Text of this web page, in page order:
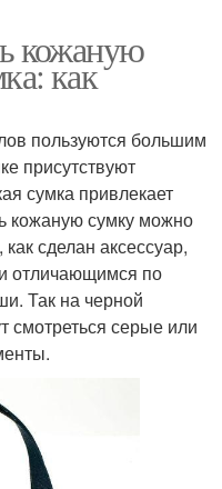
кожаную
как
пользуются большим
присутствуют
сумка привлекает
кожаную сумку можно
сделан аксессуар,
отличающимся по
Так на черной
смотреться серые или